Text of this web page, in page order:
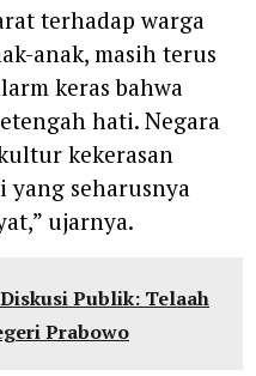
terhadap warga
anak, masih terus
keras bahwa
hati. Negara
kekerasan
seharusnya
ujarnya.
Publik: Telaah
Prabowo